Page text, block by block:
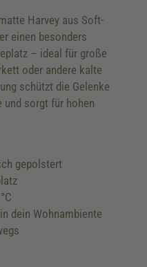
Harvey aus Soft-
einen besonders
– ideal für große
oder andere kalte
schützt die Gelenke
und sorgt für hohen
gepolstert
dein Wohnambiente